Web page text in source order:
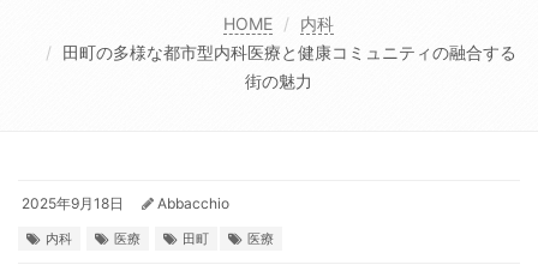
HOME
内科
田町の多様な都市型内科医療と健康コミュニティの融合する
街の魅力
2025年9月18日 Abbacchio
内科 医療 田町 医療